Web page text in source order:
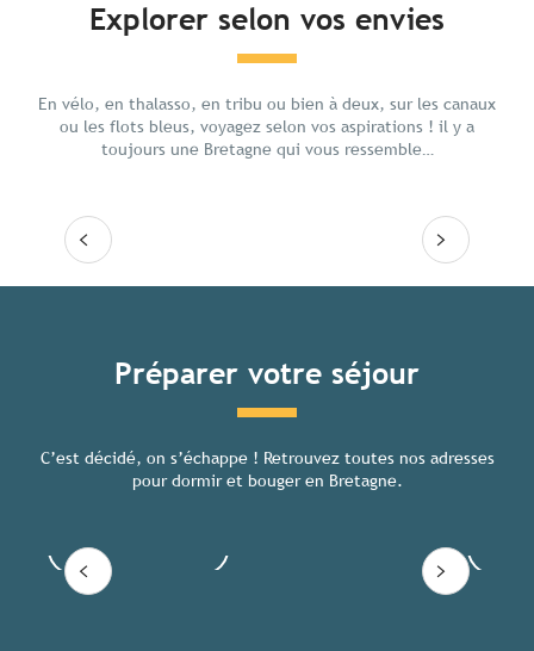
Explorer selon vos envies
En vélo, en thalasso, en tribu ou bien à deux, sur les canaux
ou les flots bleus, voyagez selon vos aspirations ! il y a
toujours une Bretagne qui vous ressemble…
En famille
Lire la suite
Préparer votre séjour
C’est décidé, on s’échappe ! Retrouvez toutes nos adresses
pour dormir et bouger en Bretagne.
Tous les hébergements
Voir les offres